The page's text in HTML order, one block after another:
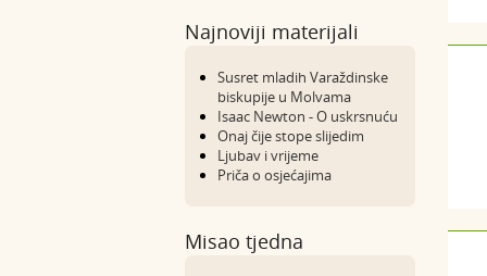
Najnoviji materijali
Susret mladih Varaždinske
biskupije u Molvama
Isaac Newton - O uskrsnuću
Onaj čije stope slijedim
Ljubav i vrijeme
Priča o osjećajima
Misao tjedna